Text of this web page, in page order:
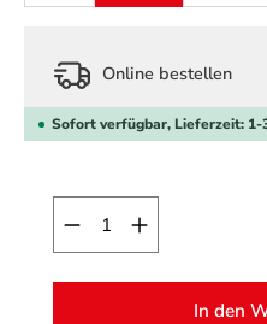
Online bestellen
Sofort verfügbar, Lieferzeit: 1-
Produkt Anzahl:
In den